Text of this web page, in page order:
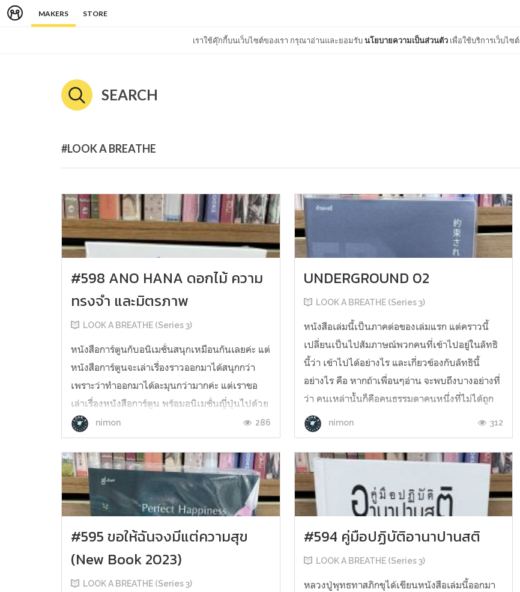
MAKERS STORE
เราใช้คุ๊กกี้บนเว็บไซต์ของเรา กรุณาอ่านและยอมรับนโยบายความเป็นส่วนตัว เพื่อใช้บริการเว็บไซต์
SEARCH
#LOOK A BREATHE
#598 ANO HANA ดอกไม้ ความ
ทรงจำ และมิตรภาพ
LOOK A BREATHE (Series 3)
หนังสือการ์ตูนกับอนิเมชั่นสนุกเหมือนกันเลยค่ะ แต่
หนังสือการ์ตูนจะเล่าเรื่องราวออกมาได้สนุกกว่า
เพราะว่าทำออกมาได้ละมุนกว่ามากค่ะ แต่เราขอ
เล่าเรื่องหนังสือการ์ตูน พร้อมอนิเมชั่นญี่ปุ่นไปด้วย
กันเลยค่ะ “มิตรภาพที่ดีนั้น คือเชื่อมั่นกันและกัน ว่า
จะยอมรับสิ่งนั้น คือทุกวันเป็นเพื่อน...
nimon 286
UNDERGROUND 02
LOOK A BREATHE (Series 3)
หนังสือเล่มนี้เป็นภาคต่อของเล่มแรก แต่คราวนี้
เปลี่ยนเป็นไปสัมภาษณ์พวกคนที่เข้าไปอยู่ในลัทธิ
นี้ว่า เข้าไปได้อย่างไร และเกี่ยวข้องกับลัทธินี้
อย่างไร คือ หากถ้าเพื่อนๆอ่าน จะพบถึงบางอย่างที่
ว่า คนเหล่านั้นก็คือคนธรรมดาคนหนึ่งที่ไม่ได้ถูก
หลอก แต่แค่คิดเห็นเหมือนกันเท่านั้น “ความคิด
เห็นที่เกี่...
nimon 312
#595 ขอให้ฉันจงมีแต่ความสุข
(New Book 2023)
LOOK A BREATHE (Series 3)
#594 คู่มือปฏิบัติอานาปานสติ
LOOK A BREATHE (Series 3)
หลวงปู่พุทธทาสภิกขุได้เขียนหนังสือเล่มนี้ออกมา